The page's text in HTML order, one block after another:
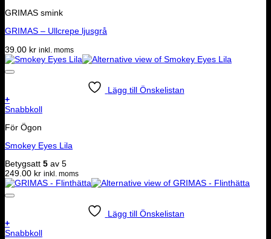
GRIMAS smink
GRIMAS – Ullcrepe ljusgrå
39.00 kr inkl. moms
Lägg till Önskelistan
+
Snabbkoll
För Ögon
Smokey Eyes Lila
Betygsatt 5 av 5
249.00 kr inkl. moms
Lägg till Önskelistan
+
Snabbkoll